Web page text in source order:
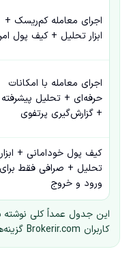
اجرای معامله کم‌ریسک +
ابزار تحلیل + کیف پول
اجرای معامله با امکانات
حرفه‌ای + تحلیل پیشرفته
+ گزارش‌گیری پرتفوی
کیف پول خودامانی + ابزار
تحلیل + صرافی فقط برای
ورود و خروج
این جدول عمداً کلی نوشته
کاربران Brokerir.com گزینه‌های دقیق را جایگزین کنید.